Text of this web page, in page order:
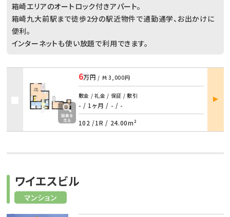
箱崎エリアのオートロック付きアパート。
箱崎九大前駅まで徒歩2分の駅近物件で通勤通学、お出かけに
便利。
インターネットも使い放題で利用できます。
6万円 / 共3,000円
敷金 / 礼金 / 保証 / 敷引
- / 1ヶ月 / - / -
102 /1R / 24.00m²
部屋
詳細
マンション
ワイエスビル